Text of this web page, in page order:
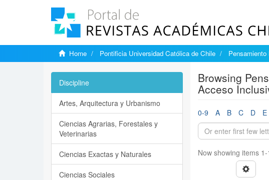
Home Pontificia Universidad Católica de Chile
Browsing
Acceso
0-9 A B C D E
Now showing items 1-
Discipline
Artes, Arquitectura y Urbanismo
Ciencias Agrarias, Forestales y
Veterinarias
Ciencias Exactas y Naturales
Ciencias Sociales